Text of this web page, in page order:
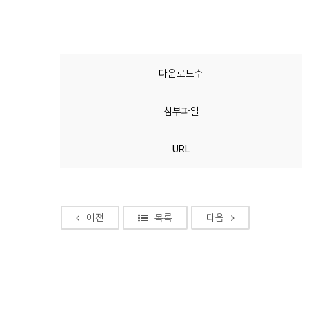
다운로드수
첨부파일
URL
이전 목록 다음